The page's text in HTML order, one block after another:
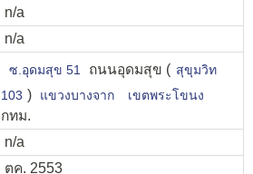
n/a
n/a
ซ.อุดมสุข 51 ถนนอุดมสุข ( สุขุมวิท
103 ) แขวงบางจาก เขตพระโขนง
กทม.
n/a
ตค. 2553